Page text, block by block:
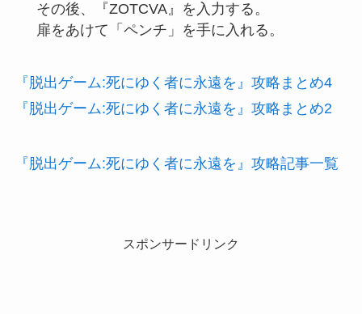
その後、『ZOTCVA』を入力する。
扉をあけて「ペンチ」を手に入れる。
『脱出ゲーム:死にゆく者に永遠を』攻略まとめ4
『脱出ゲーム:死にゆく者に永遠を』攻略まとめ2
『脱出ゲーム:死にゆく者に永遠を』攻略記事一覧
スポンサードリンク